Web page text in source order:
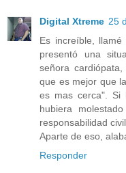
Digital Xtreme 25
Es increíble,
presentó una
señora
que es mejor que
es mas cerca". Si
hubiera
responsabilidad
Aparte de eso,
Responder